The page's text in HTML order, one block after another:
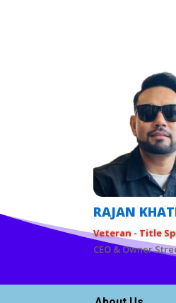
RAJAN
Veteran - Title
CEO & Owner